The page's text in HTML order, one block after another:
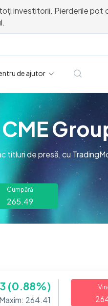
investitorii. Pierderile pot
de ajutor
titluri de presă, cu
Cumpără
265.49
(0.88%)
Maxim: 264.41